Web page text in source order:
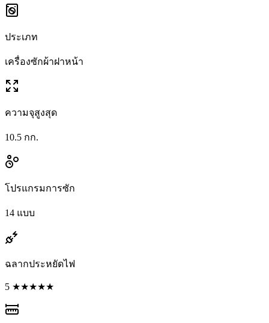
ประเภท
เครื่องซักผ้าฝาหน้า
ความจุสูงสุด
10.5 กก.
โปรแกรมการซัก
14 แบบ
ฉลากประหยัดไฟ
5 ★★★★★